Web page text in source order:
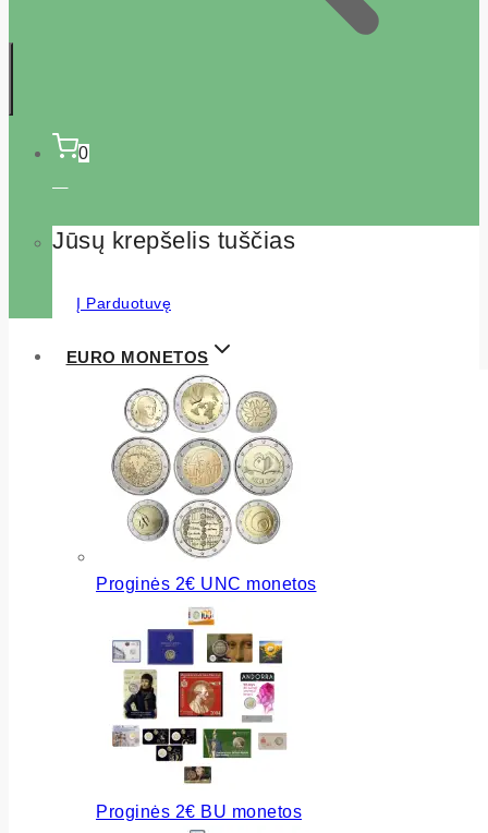
0
Jūsų krepšelis tuščias
Į Parduotuvę
EURO MONETOS
Proginės 2€ UNC monetos
Proginės 2€ BU monetos